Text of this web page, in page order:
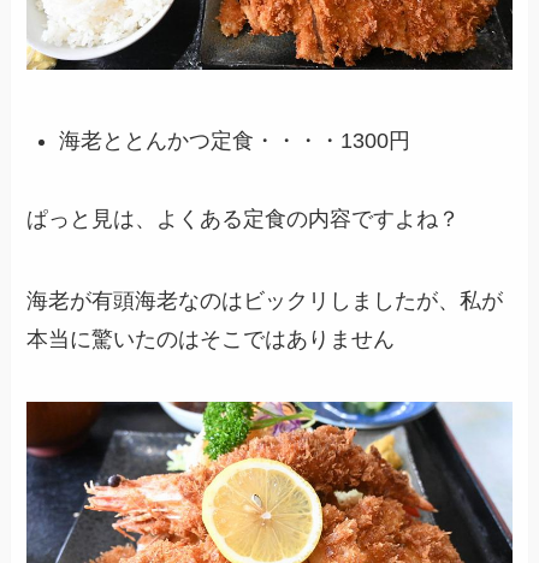
海老ととんかつ定食・・・・1300円
ぱっと見は、よくある定食の内容ですよね？
海老が有頭海老なのはビックリしましたが、私が
本当に驚いたのはそこではありません